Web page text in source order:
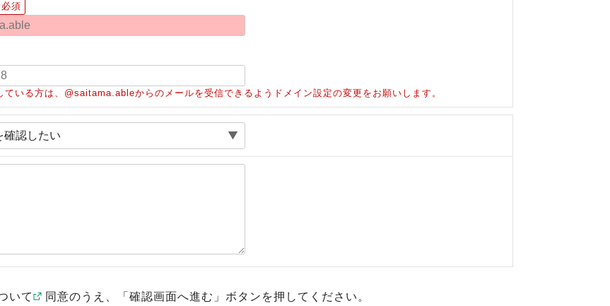
必須
いる方は、@saitama.ableからのメールを受信できるようドメイン設定の変更をお願いします。
いて 同意のうえ、「確認画面へ進む」ボタンを押してください。